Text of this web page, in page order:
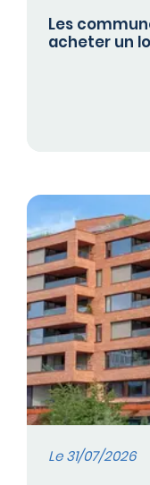
Les
acheter un
Le 31/07/2026